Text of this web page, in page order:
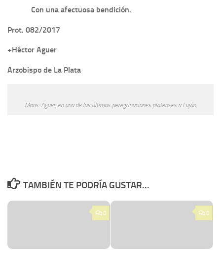
Con una afectuosa bendición.
Prot. 082/2017
+Héctor Aguer
Arzobispo de La Plata
Mons. Aguer, en una de las últimas peregrinaciones platenses a Luján.
TAMBIÉN TE PODRÍA GUSTAR...
0 0